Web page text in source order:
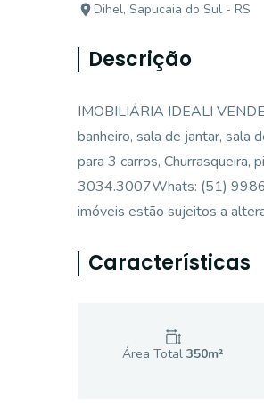
Dihel, Sapucaia do Sul - RS
Descrição
IMOBILIÁRIA IDEALI
banheiro, sala de jantar, sala
para 3 carros, Churrasqueira,
3034.3007Whats: (51)
imóveis estão sujeitos a
Características
Área Total 350m²